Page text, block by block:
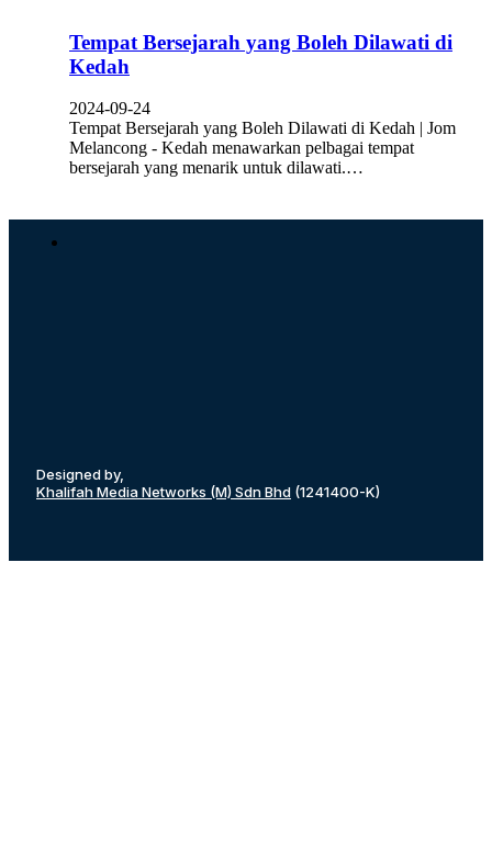
Tempat Bersejarah yang Boleh Dilawati di
Kedah
2024-09-24
Tempat Bersejarah yang Boleh Dilawati di Kedah | Jom
Melancong - Kedah menawarkan pelbagai tempat
bersejarah yang menarik untuk dilawati.…
Designed by,
Khalifah Media Networks (M) Sdn Bhd (1241400-K)